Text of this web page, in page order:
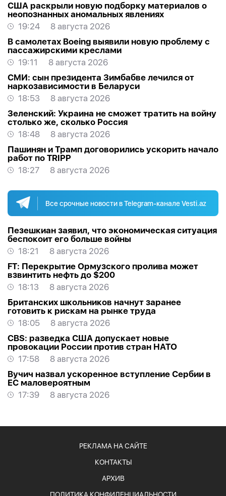
США раскрыли новую подборку материалов о
неопознанных аномальных явлениях
19:24
8 августа 2026
В самолетах Boeing выявили новую проблему с
пассажирскими креслами
19:11
8 августа 2026
СМИ: сын президента Зимбабве лечился от
наркозависимости в Беларуси
18:53
8 августа 2026
Зеленский: Украина не сможет тратить на войну
столько же, сколько Россия
18:48
8 августа 2026
Пашинян и Трамп договорились ускорить начало
работ по TRIPP
18:27
8 августа 2026
Все срочные новости в Telegram-канале Vesti.az
Пезешкиан заявил, что экономическая ситуация
беспокоит его больше войны
18:21
8 августа 2026
FT: Перекрытие Ормузского пролива может
взвинтить нефть до $200
18:13
8 августа 2026
Британских школьников начнут заранее
готовить к рискам на рынке труда
18:05
8 августа 2026
CBS: разведка США допускает новые
провокации России против стран НАТО
17:58
8 августа 2026
Вучич назвал ускоренное вступление Сербии в
ЕС маловероятным
17:39
8 августа 2026
РЕКЛАМА НА САЙТЕ
КОНТАКТЫ
АРХИВ